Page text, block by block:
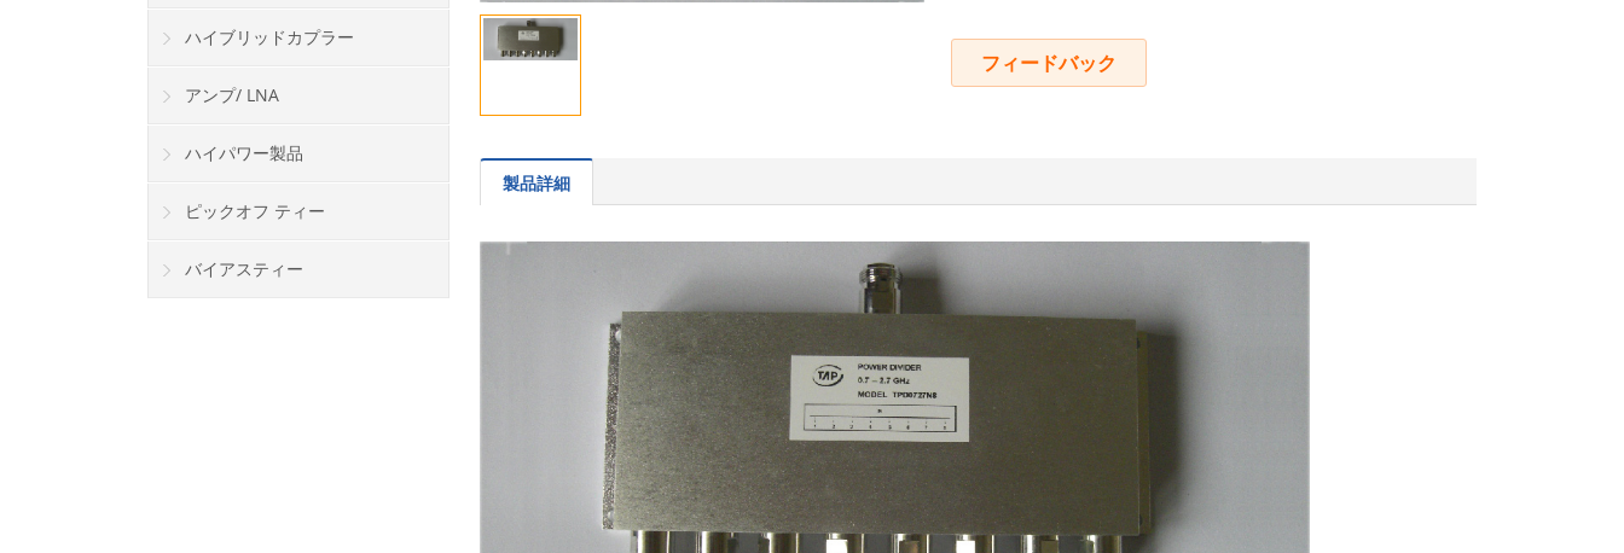
フィードバック
製品詳細
ハイブリッドカプラー
アンプ/ LNA
ハイパワー製品
ピックオフ ティー
バイアスティー